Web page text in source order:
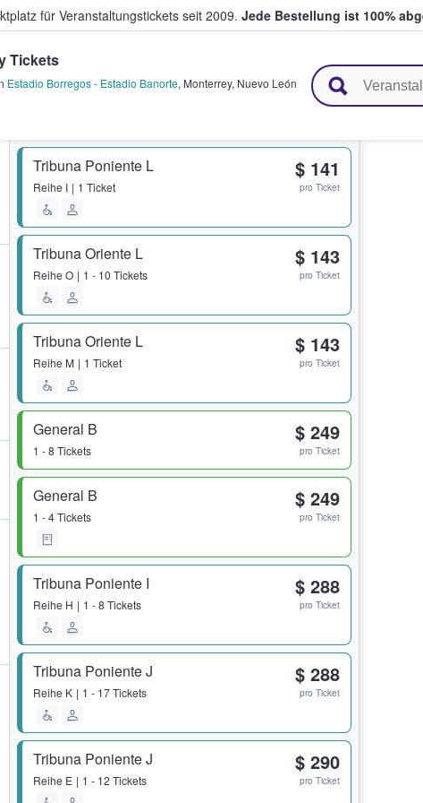
für Veranstaltungstickets seit 2009. Jede Bestellung ist 100%
Tickets kaufen & verkaufen
Tickets
Estadio Borregos - Estadio Banorte, Monterrey, Nuevo León
Tribuna Poniente L
Reihe I 1 Ticket
$ 141
pro Ticket
Tribuna Oriente L
Reihe O 1 - 10 Tickets
$ 143
pro Ticket
Tribuna Oriente L
Reihe M 1 Ticket
$ 143
pro Ticket
General B
1 - 8 Tickets
$ 249
pro Ticket
General B
1 - 4 Tickets
$ 249
pro Ticket
Tribuna Poniente I
Reihe H 1 - 8 Tickets
$ 288
pro Ticket
Tribuna Poniente J
Reihe K 1 - 17 Tickets
$ 288
pro Ticket
Tribuna Poniente J
Reihe E 1 - 12 Tickets
$ 290
pro Ticket